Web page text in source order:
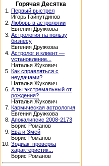
Горячая Десятка
1. Первый выстрел
Игорь Гайнутдинов
2. Любовь в астрологии
Евгения Дружкова
3. Астрология на пользу
бизнесу
Евгения Дружкова
4. Астролог и клиент —
установление...
Наталья Жукович
5. Как справляться с
неудачами?
Наталья Жукович
6. А ты экстремальный от
рождения?
Наталья Жукович
7. Кармическая астрология
Евгения Дружкова
8. Апокалипсис 2008-2173
Борис Романов
9. Ева и Змей
Борис Романов
10. Зодиак: проверка
характеристик...
Борис Романов